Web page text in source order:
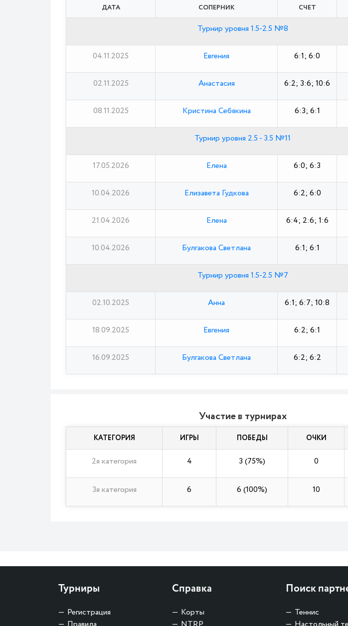
ДАТА СОПЕРНИК СЧЕТ
Турнир уровня 1.5-2.5 №8
04.11.2025 Евгения 6:1; 6:0
02.11.2025 Анастасия 6:2; 3:6; 10:6
08.11.2025 Кристина Себякина 6:3; 6:1
Турнир уровня 2.5 - 3.5 №11
17.05.2026 Елена 6:0; 6:3
10.04.2026 Елизавета Гудкова 6:2; 6:0
21.04.2026 Елена 6:4; 2:6; 1:6
10.04.2026 Булгакова Светлана 6:1; 6:1
Турнир уровня 1.5-2.5 №7
02.10.2025 Анна 6:1; 6:7; 10:8
18.09.2025 Евгения 6:2; 6:1
16.09.2025 Булгакова Светлана 6:2; 6:2
Участие в турнирах
КАТЕГОРИЯ ИГРЫ ПОБЕДЫ ОЧКИ
2я категория 4 3 (75%) 0
3я категория 6 6 (100%) 10
Турниры
Регистрация
Справка
Корты
Поиск
Теннис